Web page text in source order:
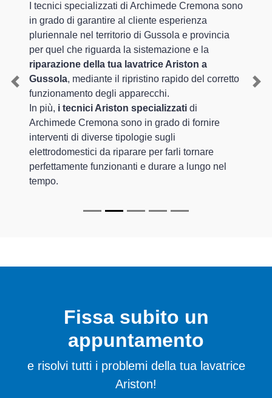
I tecnici specializzati di Archimede Cremona sono
in grado di garantire al cliente esperienza
pluriennale nel territorio di Gussola e provincia
per quel che riguarda la sistemazione e la
riparazione della tua lavatrice Ariston a
Gussola, mediante il ripristino rapido del corretto
funzionamento degli apparecchi.
In più, i tecnici Ariston specializzati di
Archimede Cremona sono in grado di fornire
interventi di diverse tipologie sugli
elettrodomestici da riparare per farli tornare
perfettamente funzionanti e durare a lungo nel
tempo.
Previous
Fissa subito un
appuntamento
e risolvi tutti i problemi della tua lavatrice
Ariston!